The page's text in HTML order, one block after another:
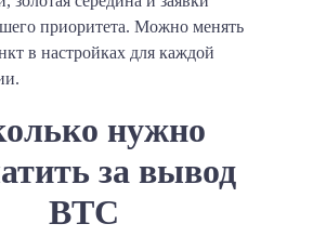
приоритета. Можно менять
в настройках для каждой
нужно
за вывод
BTC